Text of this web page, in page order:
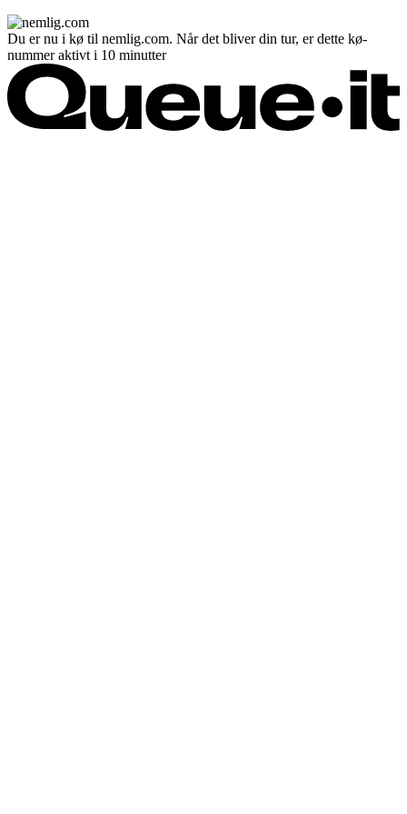
Du er nu i kø til nemlig.com. Når det bliver din tur, er dette kø-
nummer aktivt i 10 minutter